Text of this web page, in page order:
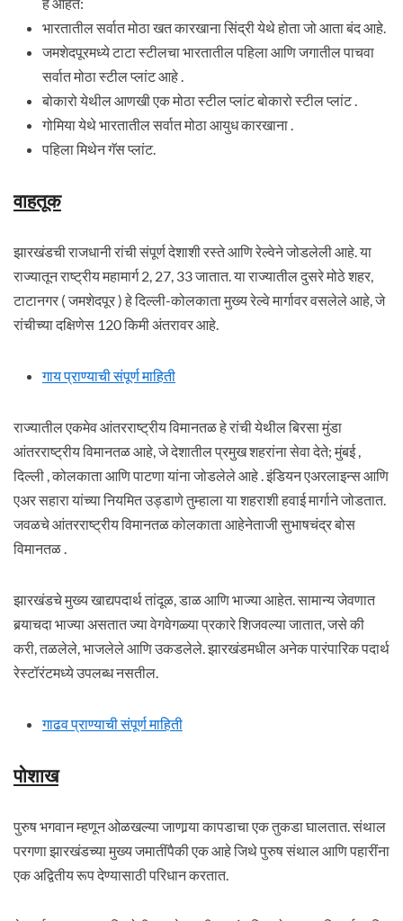
भारतातील सर्वात मोठा खत कारखाना सिंद्री येथे होता जो आता बंद आहे.
जमशेदपूरमध्ये टाटा स्टीलचा भारतातील पहिला आणि जगातील पाचवा
सर्वात मोठा स्टील प्लांट आहे .
बोकारो येथील आणखी एक मोठा स्टील प्लांट बोकारो स्टील प्लांट .
गोमिया येथे भारतातील सर्वात मोठा आयुध कारखाना .
पहिला मिथेन गॅस प्लांट.
वाहतूक
झारखंडची राजधानी रांची संपूर्ण देशाशी रस्ते आणि रेल्वेने जोडलेली आहे. या
राज्यातून राष्ट्रीय महामार्ग 2, 27, 33 जातात. या राज्यातील दुसरे मोठे शहर,
टाटानगर ( जमशेदपूर ) हे दिल्ली-कोलकाता मुख्य रेल्वे मार्गावर वसलेले आहे, जे
रांचीच्या दक्षिणेस 120 किमी अंतरावर आहे.
गाय प्राण्याची संपूर्ण माहिती
राज्यातील एकमेव आंतरराष्ट्रीय विमानतळ हे रांची येथील बिरसा मुंडा
आंतरराष्ट्रीय विमानतळ आहे, जे देशातील प्रमुख शहरांना सेवा देते; मुंबई ,
दिल्ली , कोलकाता आणि पाटणा यांना जोडलेले आहे . इंडियन एअरलाइन्स आणि
एअर सहारा यांच्या नियमित उड्डाणे तुम्हाला या शहराशी हवाई मार्गाने जोडतात.
जवळचे आंतरराष्ट्रीय विमानतळ कोलकाता आहेनेताजी सुभाषचंद्र बोस
विमानतळ .
झारखंडचे मुख्य खाद्यपदार्थ तांदूळ, डाळ आणि भाज्या आहेत. सामान्य जेवणात
बर्‍याचदा भाज्या असतात ज्या वेगवेगळ्या प्रकारे शिजवल्या जातात, जसे की
करी, तळलेले, भाजलेले आणि उकडलेले. झारखंडमधील अनेक पारंपारिक पदार्थ
रेस्टॉरंटमध्ये उपलब्ध नसतील.
गाढव प्राण्याची संपूर्ण माहिती
पोशाख
पुरुष भगवान म्हणून ओळखल्या जाणार्‍या कापडाचा एक तुकडा घालतात. संथाल
परगणा झारखंडच्या मुख्य जमातींपैकी एक आहे जिथे पुरुष संथाल आणि पहारींना
एक अद्वितीय रूप देण्यासाठी परिधान करतात.